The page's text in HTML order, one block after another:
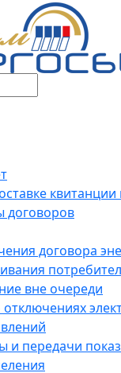
договоров
договора
вне очереди
и передачи